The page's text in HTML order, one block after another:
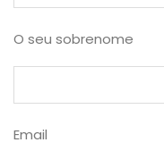
O seu sobrenome
Email